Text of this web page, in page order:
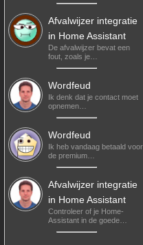
OpenVPN
Docker
Afvalwijzer integratie
in Home Assistant
De afvalwijzer bevat een
fout, zoals je…
Wordfeud
Ik denk dat je contact moet
opnemen…
Wordfeud
Ik heb vandaag betaald voor
de premium…
Afvalwijzer integratie
in Home Assistant
Controleer of je Home-
Assistant in de goede…